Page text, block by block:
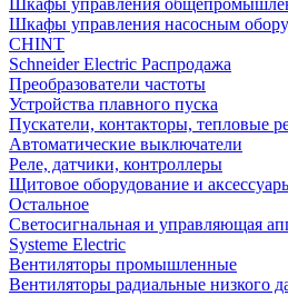
Шкафы управления
Шкафы управления насосным
CHINT
Schneider Electric Распродажа
Преобразователи частоты
Устройства плавного пуска
Пускатели, контакторы, тепловые
Автоматические выключатели
Реле, датчики, контроллеры
Щитовое оборудование и
Остальное
Светосигнальная и управляющая
Systeme Electric
Вентиляторы промышленные
Вентиляторы радиальные низкого